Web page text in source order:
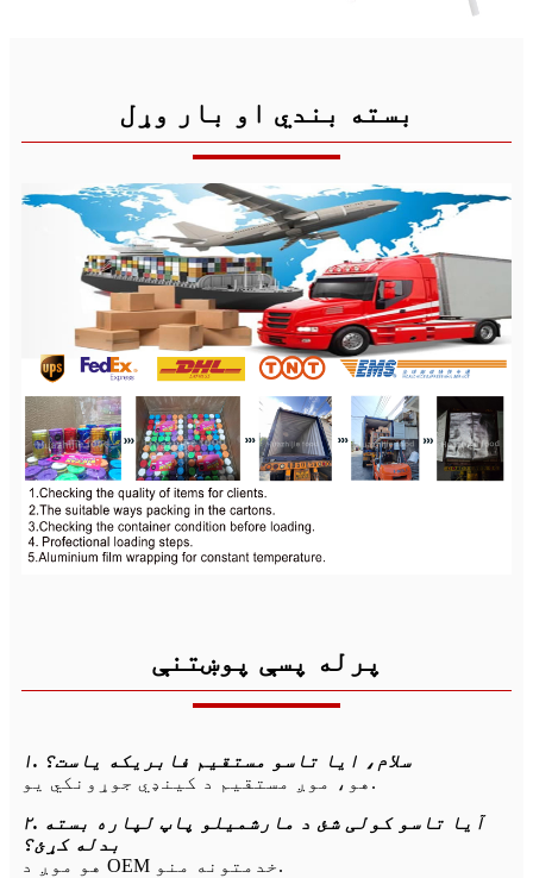
بسته بندي او بار وړل
پرله پسې پوښتنې
۱. سلام، ایا تاسو مستقیم فابریکه یاست؟
هو، موږ مستقیم د کینډي جوړونکي یو.
۲. آیا تاسو کولی شئ د مارشمیلو پاپ لپاره بسته
بدله کړئ؟
هو موږ د OEM خدمتونه منو.